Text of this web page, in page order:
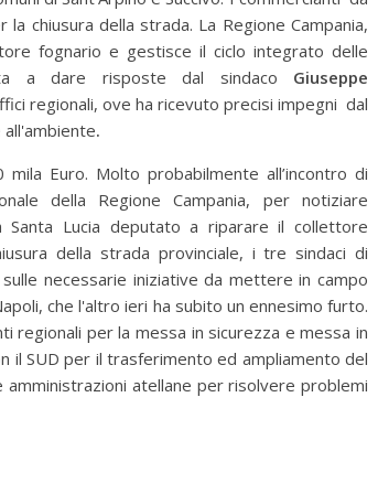
chiusura della strada. La Regione Campania,
fognario e gestisce il ciclo integrato delle
a dare risposte dal sindaco Giuseppe
regionali, ove ha ricevuto precisi impegni dal
all'ambiente.
Euro. Molto probabilmente all’incontro di
della Regione Campania, per notiziare
Lucia deputato a riparare il collettore
della strada provinciale, i tre sindaci di
necessarie iniziative da mettere in campo
che l'altro ieri ha subito un ennesimo furto.
regionali per la messa in sicurezza e messa in
il SUD per il trasferimento ed ampliamento del
atellane per risolvere problemi